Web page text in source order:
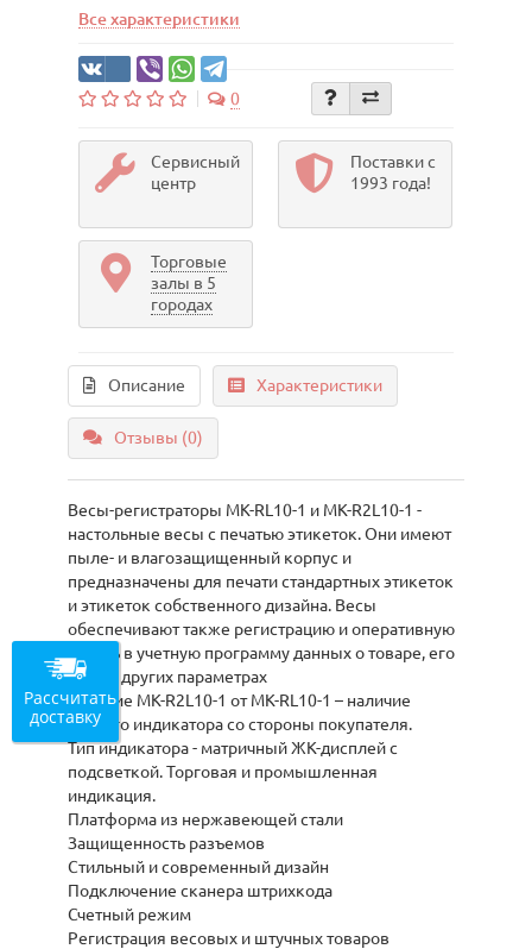
Все характеристики
0
Сервисный
центр
Поставки с
1993 года!
Торговые
залы в 5
городах
Описание Характеристики
Отзывы (0)
Весы-регистраторы МК-RL10-1 и МК-R2L10-1 -
настольные весы с печатью этикеток. Они имеют
пыле- и влагозащищенный корпус и
предназначены для печати стандартных этикеток
и этикеток собственного дизайна. Весы
обеспечивают также регистрацию и оперативную
запись в учетную программу данных о товаре, его
весе и других параметрах
Отличие МК-R2L10-1 от МК-RL10-1 – наличие
второго индикатора со стороны покупателя.
Тип индикатора - матричный ЖК-дисплей с
подсветкой. Торговая и промышленная
индикация.
Платформа из нержавеющей стали
Защищенность разъемов
Стильный и современный дизайн
Подключение сканера штрихкода
Счетный режим
Регистрация весовых и штучных товаров
Рассчитать
доставку